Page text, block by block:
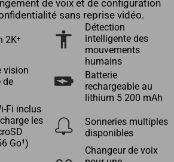
de voix et de configuration
sans reprise vidéo.
2K⁺
Détection
intelligente des
mouvements
humains
vision
de
Batterie
rechargeable au
lithium 5 200 mAh
Fi inclus
les
Go¹)
Sonneries multiples
disponibles
Changeur de voix